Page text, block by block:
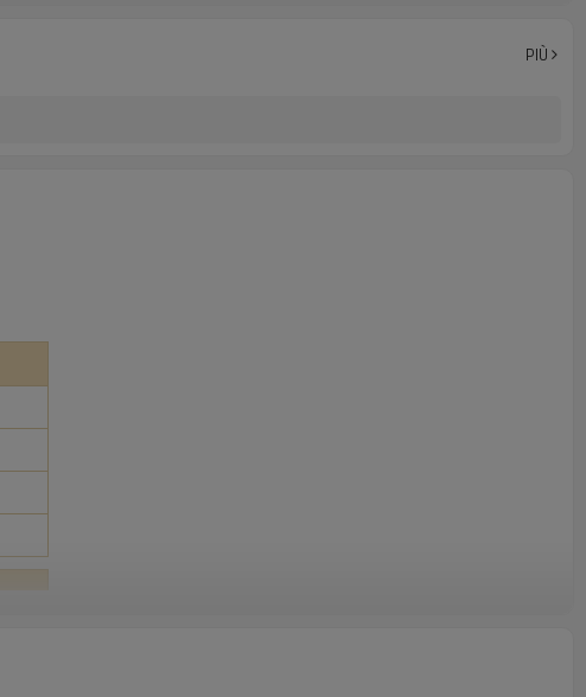
con accessori di montaggio
TUV, UL, CE, RoSH, GB
PIÙ